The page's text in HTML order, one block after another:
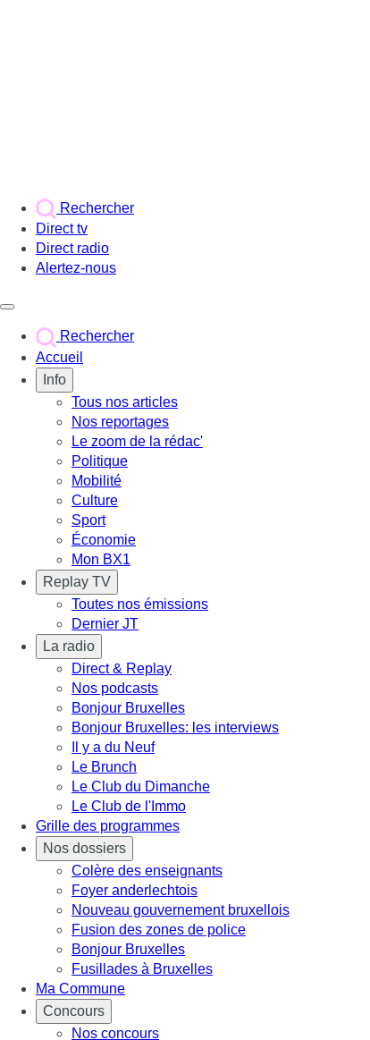
Rechercher
Direct tv
Direct radio
Alertez-nous
Rechercher
Accueil
Info
Tous nos articles
Nos reportages
Le zoom de la rédac'
Politique
Mobilité
Culture
Sport
Économie
Mon BX1
Replay TV
Toutes nos émissions
Dernier JT
La radio
Direct & Replay
Nos podcasts
Bonjour Bruxelles
Bonjour Bruxelles: les interviews
Il y a du Neuf
Le Brunch
Le Club du Dimanche
Le Club de l'Immo
Grille des programmes
Nos dossiers
Colère des enseignants
Foyer anderlechtois
Nouveau gouvernement bruxellois
Fusion des zones de police
Bonjour Bruxelles
Fusillades à Bruxelles
Ma Commune
Concours
Nos concours